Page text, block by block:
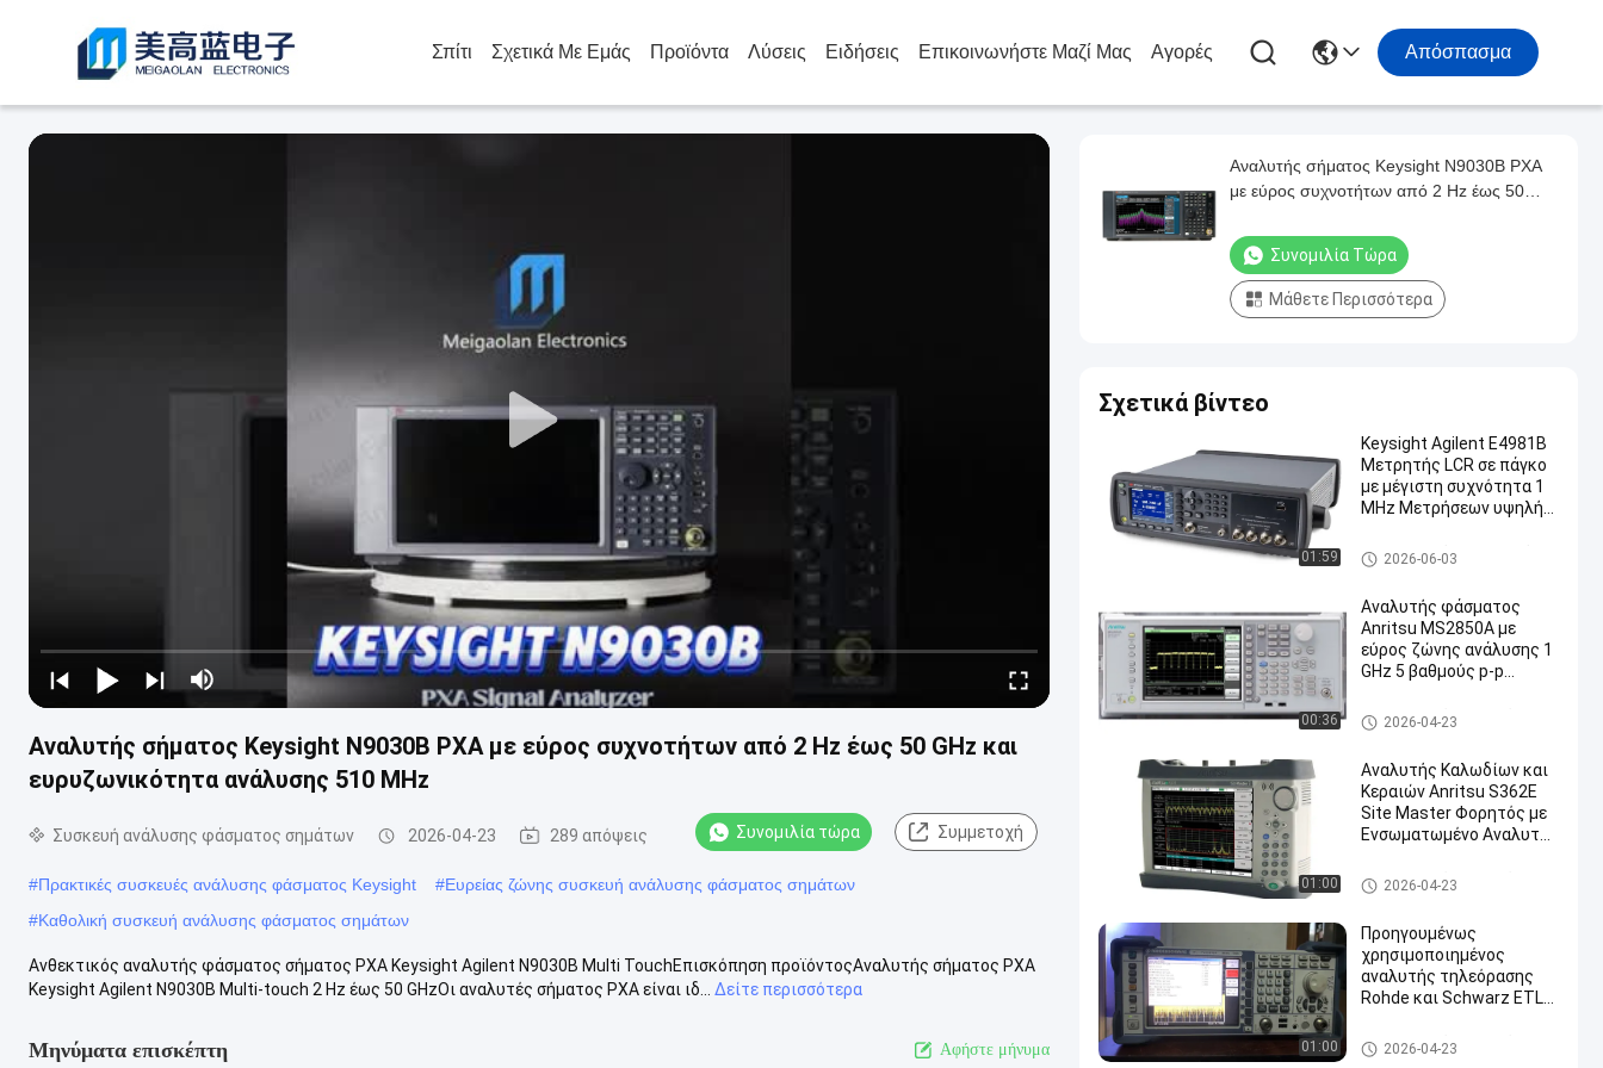
Σπίτι Σχετικά Με Εμάς Προϊόντα Λύσεις Ειδήσεις Επικοινωνήστε Μαζί Μας Αγορές Απόσπασμα
Αναλυτής σήματος Keysight N9030B PXA με εύρος συχνοτήτων από 2 Hz έως 50 GHz και
ευρυζωνικότητα ανάλυσης 510 MHz
Συσκευή ανάλυσης φάσματος σημάτων 2026-04-23 289 απόψεις Συνομιλία τώρα Συμμετοχή
#Πρακτικές συσκευές ανάλυσης φάσματος Keysight #Ευρείας ζώνης συσκευή ανάλυσης φάσματος σημάτων
#Καθολική συσκευή ανάλυσης φάσματος σημάτων
Ανθεκτικός αναλυτής φάσματος σήματος PXA Keysight Agilent N9030B Multi TouchΕπισκόπηση προϊόντοςΑναλυτής σήματος PXA
Keysight Agilent N9030B Multi-touch 2 Hz έως 50 GHzΟι αναλυτές σήματος PXA είναι ιδ...
Δείτε περισσότερα
Μηνύματα επισκέπτη Αφήστε μήνυμα
Αναλυτής σήματος Keysight N9030B PXA
με εύρος συχνοτήτων από 2 Hz έως 50
MHz
Συνομιλία Τώρα
Μάθετε Περισσότερα
Σχετικά βίντεο
01:59
Keysight Agilent E4981B
Μετρητής LCR σε πάγκο
με μέγιστη συχνότητα 1
MHz Μετρήσεων υψηλής
δοκιμών C-D
Ηλεκτρονικός εξοπλισμός δ
οκιμής και μέτρησης
2026-06-03
00:36
Αναλυτής φάσματος
Anritsu MS2850A με
εύρος ζώνης ανάλυσης 1
GHz 5 βαθμούς p-p
εντός ζώνης και
δυναμικό εύρος 142 dB
Συσκευή ανάλυσης φάσματο
ς σημάτων
2026-04-23
01:00
Αναλυτής Καλωδίων και
Κεραιών Anritsu S362E
Site Master Φορητός με
Ενσωματωμένο Αναλυτή
Συχνοτήτων 2 MHz έως 6
GHz
Συσκευή ανάλυσης φάσματο
ς σημάτων
2026-04-23
01:00
Προηγουμένως
χρησιμοποιημένος
αναλυτής τηλεόρασης
Rohde και Schwarz ETL
συνθήκες εργασίας με
περιοχή συχνοτήτων 500
Συσκευή ανάλυσης φάσματο
ς σημάτων
2026-04-23